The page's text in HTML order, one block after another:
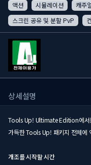
액션 시뮬레이션 캐주
스크린 공유 및 분할 PvP
상세설명
Tools Up! Ultimate Edition에서
가득한 Tools Up! 패키지 전체에
개조를 시작할 시간